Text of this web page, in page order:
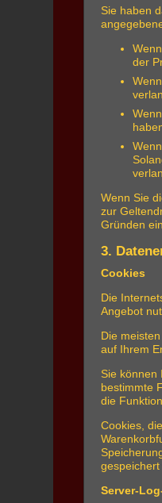
Sie haben
der
Wenn Sie
zur
Gründen
3.
Cookies
Die
Angebot
Die
auf Ihrem
Sie können
bestimmte
die
Cookies,
Server-